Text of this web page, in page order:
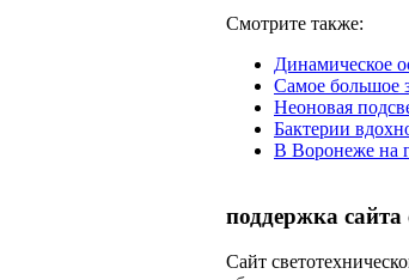
Смотрите также:
Динамическое
Самое большое
Неоновая
Бактерии
В Воронеже на
поддержка сайта
Сайт